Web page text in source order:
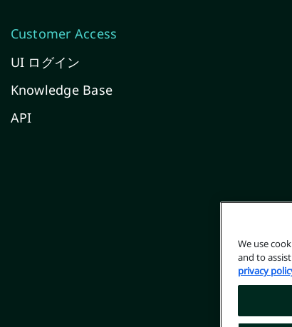
Customer Access
UI ログイン
Knowledge Base
API
We use
and to
privacy